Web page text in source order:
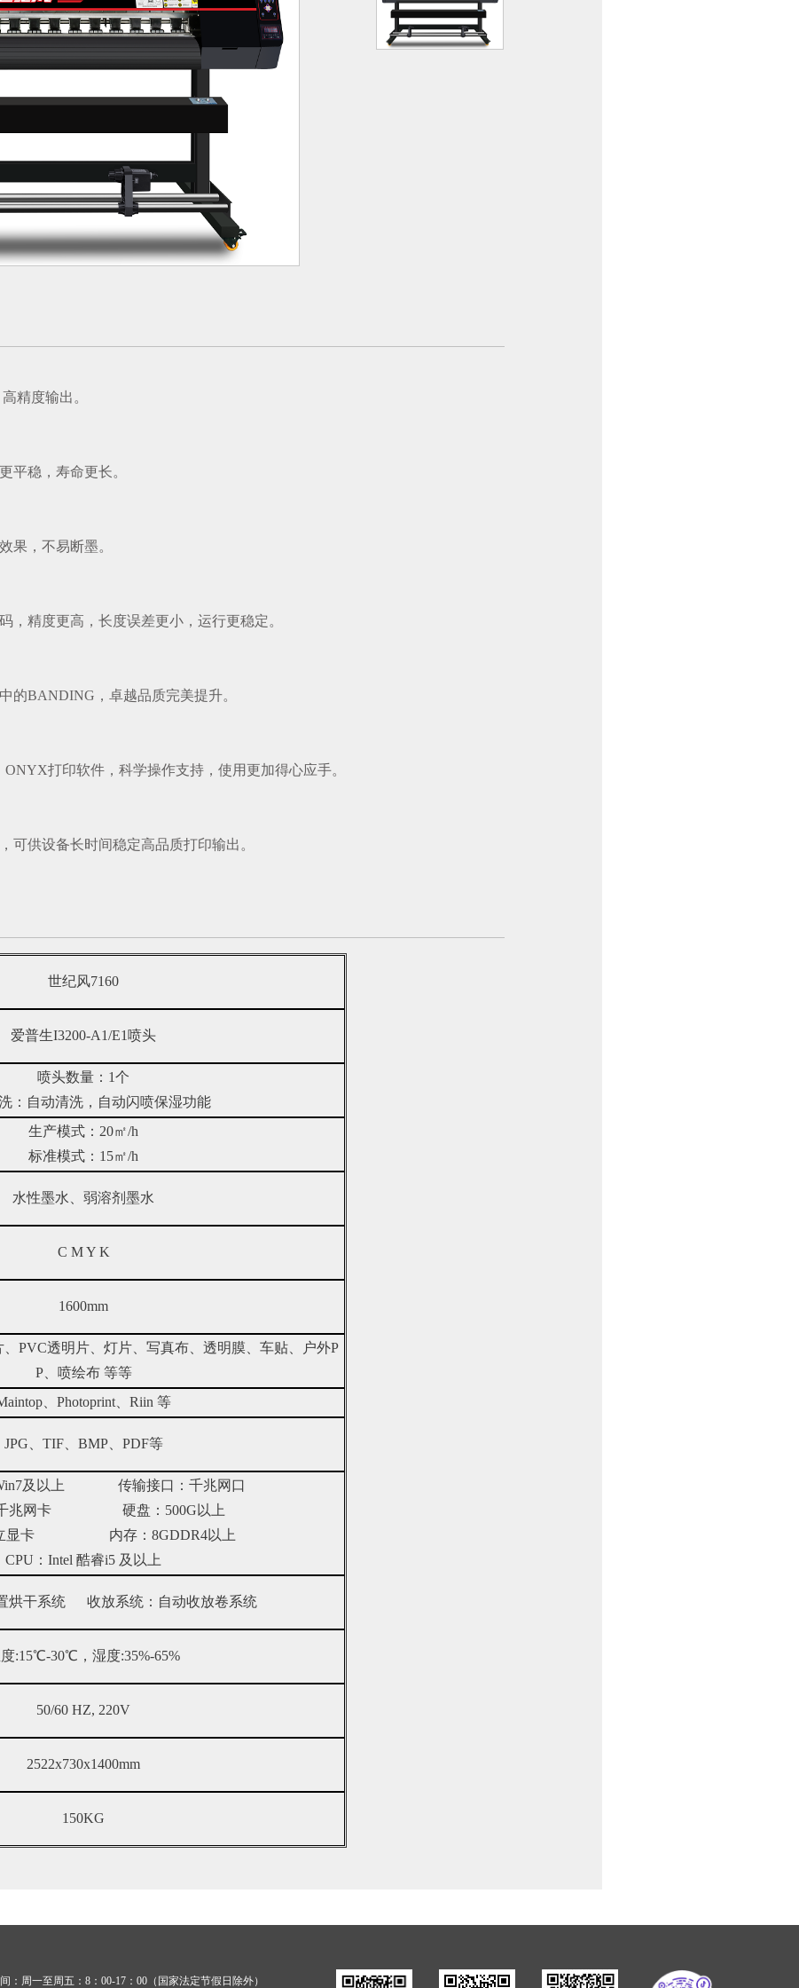
精度输出。
平稳，寿命更长。
果，不易断墨。
，精度更高，长度误差更小，运行更稳定。
的BANDING，卓越品质完美提升。
ONYX打印软件，科学操作支持，使用更加得心应手。
可供设备长时间稳定高品质打印输出。
世纪风7160
爱普生I3200-A1/E1喷头
喷头数量： 1个
：自动清洗，自动闪喷保湿功能
生产模式： 20㎡/h
标准模式： 15㎡/h
水性墨水、弱溶剂墨水
C M Y K
1600mm
、PVC透明片、灯片、写真布、透明膜、车贴、户外P
P、喷绘布 等等
、Photoprint、Riin 等
JPG、TIF、BMP、PDF等
及以上 传输接口：千兆网口
兆网卡
硬盘： 500G以上
立显卡 内存：8GDDR4以上
CPU：Intel 酷睿i5 及以上
烘干系统 收放系统：自动收放卷系统
:15℃-30℃，湿度:35%-65%
50/60 HZ, 220V
2522x730x1400mm
150KG
：周一至周五：8：00-17：00（国家法定节假日除外）